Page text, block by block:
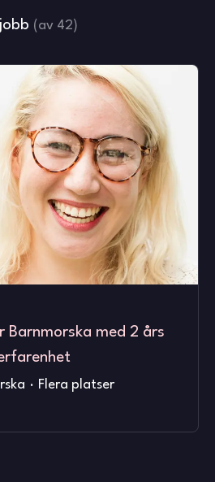
(av 42)
Barnmorska med 2 års
· Flera platser